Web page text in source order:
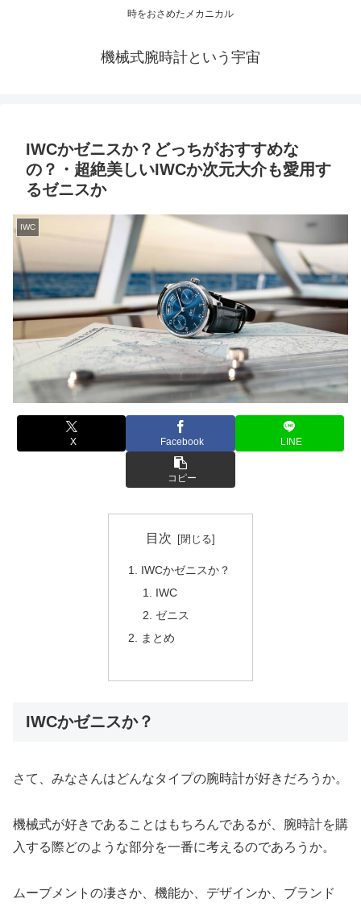
時をおさめたメカニカル
機械式腕時計という宇宙
IWCかゼニスか？どっちがおすすめな
の？・超絶美しいIWCか次元大介も愛用す
るゼニスか
IWC
X Facebook LINE
コピー
目次
IWCかゼニスか？
IWC
ゼニス
まとめ
IWCかゼニスか？
さて、みなさんはどんなタイプの腕時計が好きだろうか。
機械式が好きであることはもちろんであるが、腕時計を購
入する際どのような部分を一番に考えるのであろうか。
ムーブメントの凄さか、機能か、デザインか、ブランド